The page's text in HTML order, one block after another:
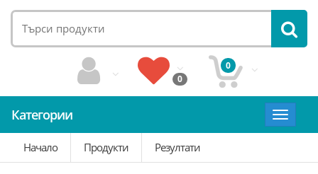
0
0
Категории
Toggle
Начало
Продукти Резултати